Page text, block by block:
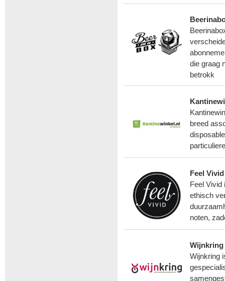
die graag
betrokk
breed
Feel
Feel Vivid
ethisch
noten,
Wijnkring
Wijnkring